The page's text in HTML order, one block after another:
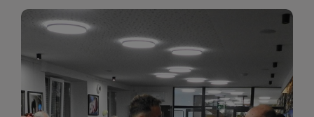
miłośników estetycznych doznań!
WIĘCEJ